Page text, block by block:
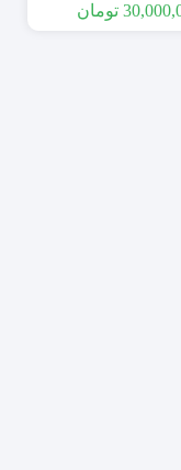
تومان